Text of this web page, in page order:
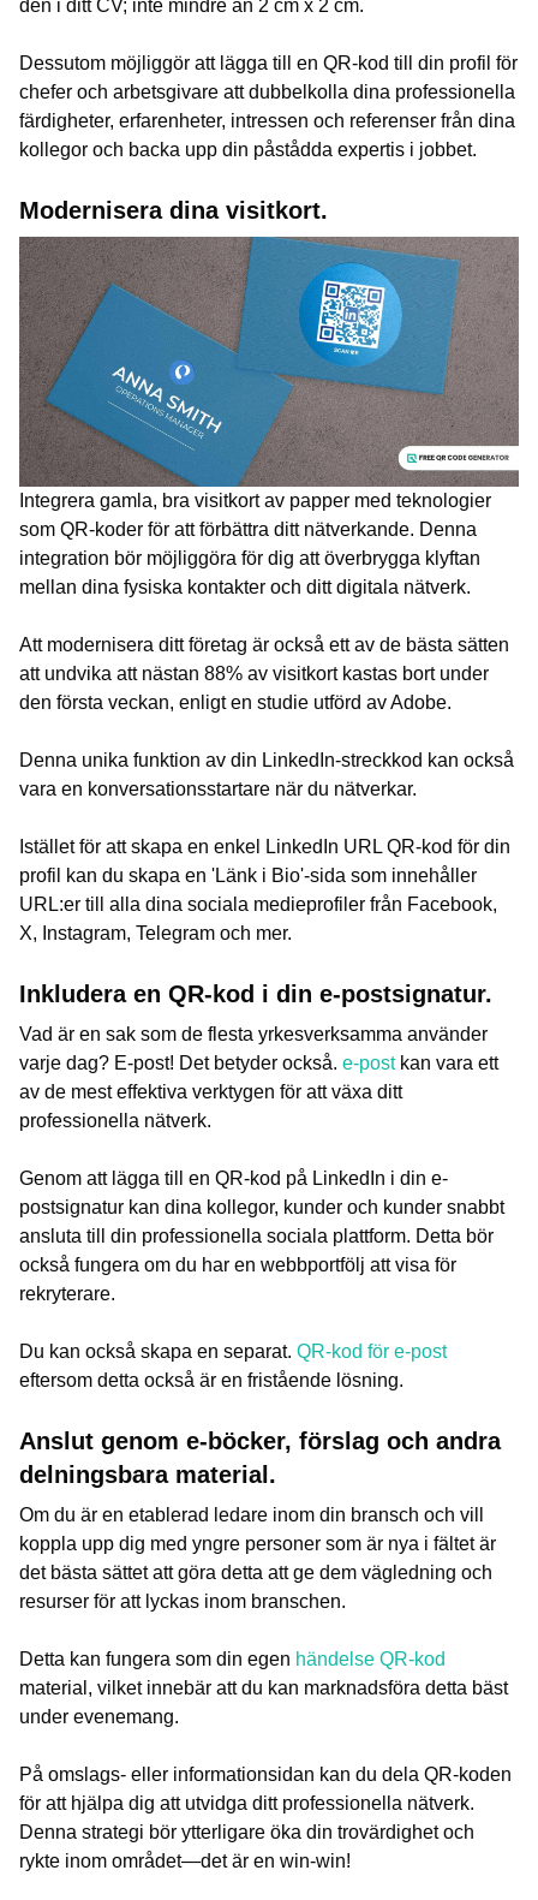
den i ditt CV; inte mindre än 2 cm x 2 cm.
Dessutom möjliggör att lägga till en QR-kod till din profil för
chefer och arbetsgivare att dubbelkolla dina professionella
färdigheter, erfarenheter, intressen och referenser från dina
kollegor och backa upp din påstådda expertis i jobbet.
Modernisera dina visitkort.
Integrera gamla, bra visitkort av papper med teknologier
som QR-koder för att förbättra ditt nätverkande. Denna
integration bör möjliggöra för dig att överbrygga klyftan
mellan dina fysiska kontakter och ditt digitala nätverk.
Att modernisera ditt företag är också ett av de bästa sätten
att undvika att nästan 88% av visitkort kastas bort under
den första veckan, enligt en studie utförd av Adobe.
Denna unika funktion av din LinkedIn-streckkod kan också
vara en konversationsstartare när du nätverkar.
Istället för att skapa en enkel LinkedIn URL QR-kod för din
profil kan du skapa en 'Länk i Bio'-sida som innehåller
URL:er till alla dina sociala medieprofiler från Facebook,
X, Instagram, Telegram och mer.
Inkludera en QR-kod i din e-postsignatur.
Vad är en sak som de flesta yrkesverksamma använder
varje dag? E-post! Det betyder också. e-post kan vara ett
av de mest effektiva verktygen för att växa ditt
professionella nätverk.
Genom att lägga till en QR-kod på LinkedIn i din e-
postsignatur kan dina kollegor, kunder och kunder snabbt
ansluta till din professionella sociala plattform. Detta bör
också fungera om du har en webbportfölj att visa för
rekryterare.
Du kan också skapa en separat. QR-kod för e-post
eftersom detta också är en fristående lösning.
Anslut genom e-böcker, förslag och andra
delningsbara material.
Om du är en etablerad ledare inom din bransch och vill
koppla upp dig med yngre personer som är nya i fältet är
det bästa sättet att göra detta att ge dem vägledning och
resurser för att lyckas inom branschen.
Detta kan fungera som din egen händelse QR-kod
material, vilket innebär att du kan marknadsföra detta bäst
under evenemang.
På omslags- eller informationsidan kan du dela QR-koden
för att hjälpa dig att utvidga ditt professionella nätverk.
Denna strategi bör ytterligare öka din trovärdighet och
rykte inom området—det är en win-win!